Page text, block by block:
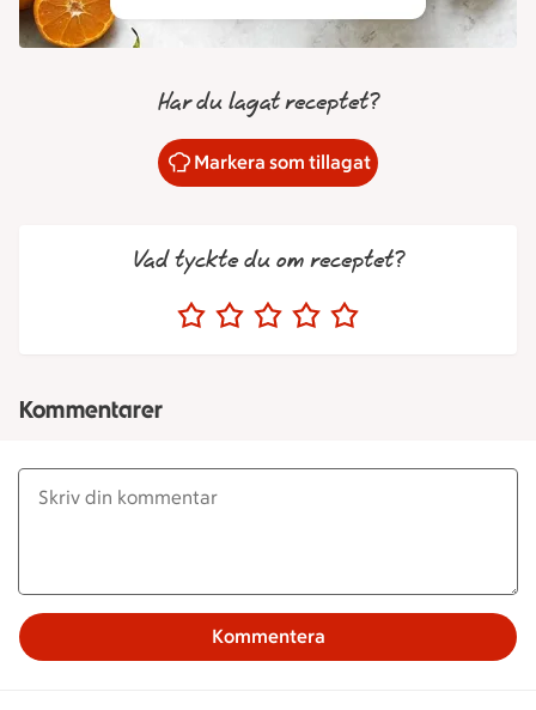
Har du lagat receptet?
Markera som tillagat
Vad tyckte du om receptet?
Kommentarer
Kommentera